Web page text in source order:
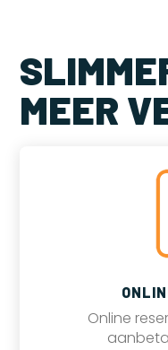
MEER
Online